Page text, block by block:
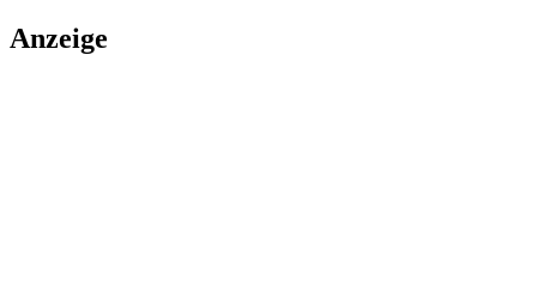
Anzeige